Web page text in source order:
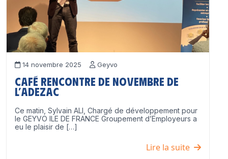
14 novembre 2025 Geyvo
Café Rencontre de Novembre de
l’ADEZAC
Ce matin, Sylvain ALI, Chargé de développement pour
le GEYVO ILE DE FRANCE Groupement d’Employeurs a
eu le plaisir de […]
Lire la suite